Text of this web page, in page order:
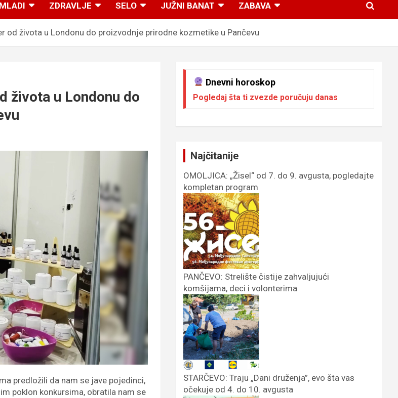
MLADI ZDRAVLJE SELO JUŽNI BANAT ZABAVA
od života u Londonu do proizvodnje prirodne kozmetike u Pančevu
života u Londonu do
predložili da nam se jave pojedinci,
poklon konkursima, obratila nam se
Dnevni horoskop
Pogledaj šta ti zvezde poručuju danas
Najčitanije
OMOLJICA: „Žisel“ od 7. do 9. avgusta, pogledajte
kompletan program
PANČEVO: Strelište čistije zahvaljujući
komšijama, deci i volonterima
STARČEVO: Traju „Dani druženja”, evo šta vas
očekuje od 4. do 10. avgusta